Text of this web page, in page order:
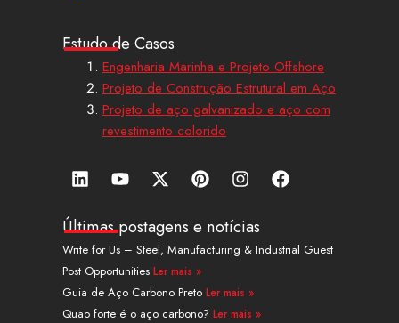
Estudo de Casos
Engenharia Marinha e Projeto Offshore
Projeto de Construção Estrutural em Aço
Projeto de aço galvanizado e aço com
revestimento colorido
L
i
k
e
d
i
n
Y
o
t
u
b
e
X
-
w
i
t
t
e
r
P
i
t
e
r
e
s
t
I
n
t
a
g
a
m
F
a
b
o
Últimas postagens e notícias
Write for Us – Steel, Manufacturing & Industrial Guest
Post Opportunities Ler mais »
Guia de Aço Carbono Preto Ler mais »
Quão forte é o aço carbono? Ler mais »